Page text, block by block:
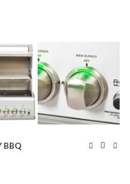
BBQ